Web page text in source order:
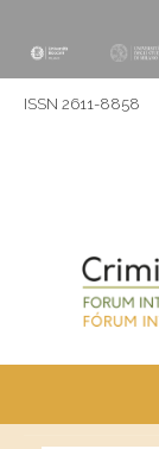
ISSN 2611-8858